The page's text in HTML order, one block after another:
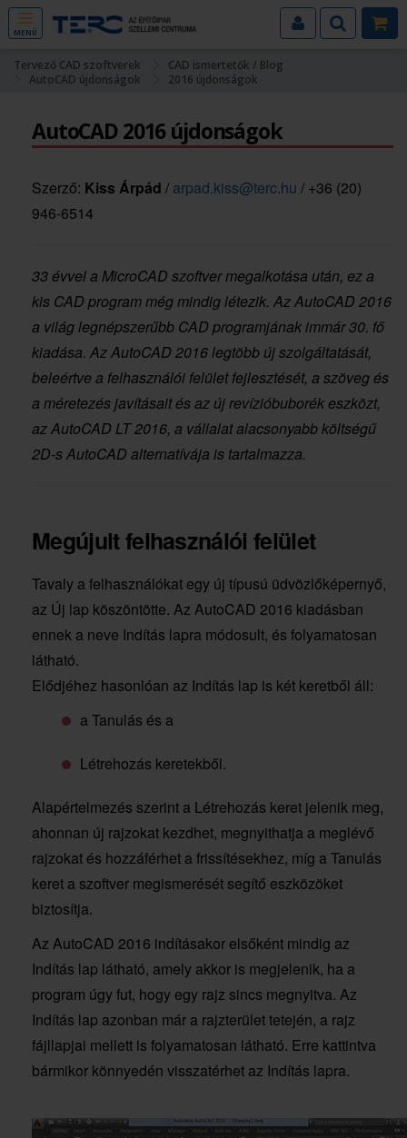
MENÜ
Tervező CAD szoftverek
CAD ismertetők / Blog
AutoCAD újdonságok
2016 újdonságok
AutoCAD 2016 újdonságok
Szerző: Kiss Árpád / arpad.kiss@terc.hu / +36 (20)
946-6514
33 évvel a MicroCAD szoftver megalkotása után, ez a
kis CAD program még mindig létezik. Az AutoCAD 2016
a világ legnépszerűbb CAD programjának immár 30. fő
kiadása. Az AutoCAD 2016 legtöbb új szolgáltatását,
beleértve a felhasználói felület fejlesztését, a szöveg és
a méretezés javításait és az új revízióbuborék eszközt,
az AutoCAD LT 2016, a vállalat alacsonyabb költségű
2D-s AutoCAD alternatívája is tartalmazza.
Megújult felhasználói felület
Tavaly a felhasználókat egy új típusú üdvözlőképernyő,
az Új lap köszöntötte. Az AutoCAD 2016 kiadásban
ennek a neve Indítás lapra módosult, és folyamatosan
látható.
Elődjéhez hasonlóan az Indítás lap is két keretből áll:
a Tanulás és a
Létrehozás keretekből.
Alapértelmezés szerint a Létrehozás keret jelenik meg,
ahonnan új rajzokat kezdhet, megnyithatja a meglévő
rajzokat és hozzáférhet a frissítésekhez, míg a Tanulás
keret a szoftver megismerését segítő eszközöket
biztosítja.
Az AutoCAD 2016 indításakor elsőként mindig az
Indítás lap látható, amely akkor is megjelenik, ha a
program úgy fut, hogy egy rajz sincs megnyitva. Az
Indítás lap azonban már a rajzterület tetején, a rajz
fájllapjai mellett is folyamatosan látható. Erre kattintva
bármikor könnyedén visszatérhet az Indítás lapra.